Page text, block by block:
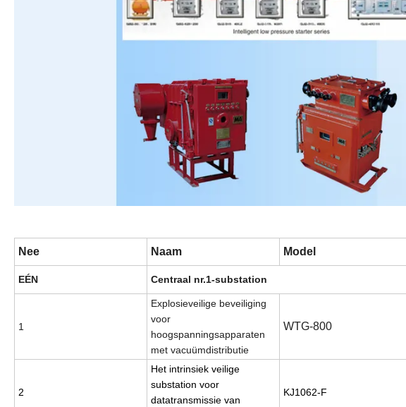
Nee Naam Model
EÉN Centraal nr.1-substation
1
Explosieveilige beveiliging
voor
hoogspanningsapparaten
met vacuümdistributie
WTG-800
2
Het intrinsiek veilige
substation voor
datatransmissie van
KJ1062-F